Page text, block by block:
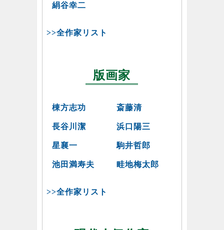
絹谷幸二
>>全作家リスト
版画家
棟方志功 斎藤清
長谷川潔 浜口陽三
星襄一 駒井哲郎
池田満寿夫 畦地梅太郎
>>全作家リスト